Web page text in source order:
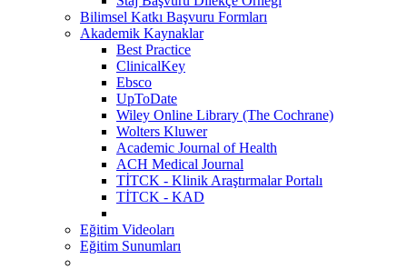
Bilimsel Katkı Başvuru Formları
Akademik Kaynaklar
Best Practice
ClinicalKey
Ebsco
UpToDate
Wiley Online Library (The Cochrane)
Wolters Kluwer
Academic Journal of Health
ACH Medical Journal
TİTCK - Klinik Araştırmalar Portalı
TİTCK - KAD
Eğitim Videoları
Eğitim Sunumları